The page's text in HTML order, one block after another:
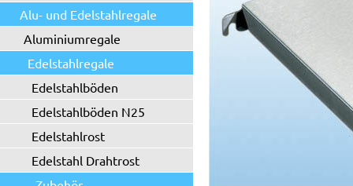
Alu- und Edelstahlregale
Aluminiumregale
Edelstahlregale
Edelstahlböden
Edelstahlböden N25
Edelstahlrost
Edelstahl Drahtrost